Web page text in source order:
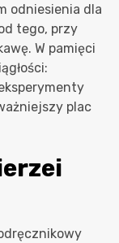
odniesienia dla
tego, przy
W pamięci
plac